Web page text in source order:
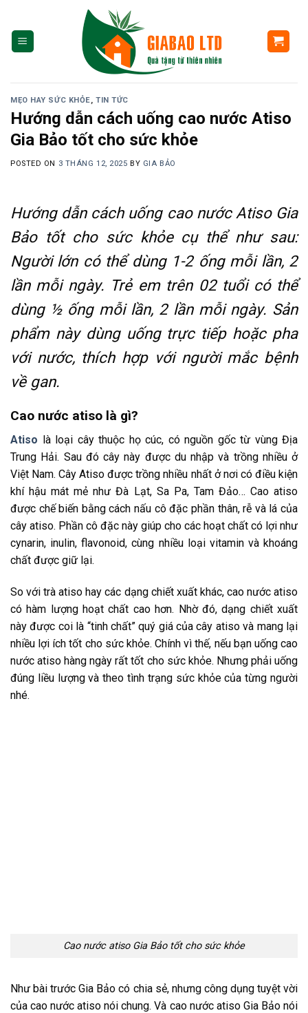
content
MẸO HAY SỨC KHỎE,TIN TỨC
Hướng dẫn cách uống cao nước Atiso
Gia Bảo tốt cho sức khỏe
POSTED ON 3 THÁNG 12, 2025 BY GIA BẢO
Hướng dẫn cách uống cao nước Atiso Gia
Bảo tốt cho sức khỏe cụ thể như sau:
Người lớn có thể dùng 1-2 ống mỗi lần, 2
lần mỗi ngày. Trẻ em trên 02 tuổi có thể
dùng ½ ống mỗi lần, 2 lần mỗi ngày. Sản
phẩm này dùng uống trực tiếp hoặc pha
với nước, thích hợp với người mắc bệnh
về gan.
Cao nước atiso là gì?
Atiso là loại cây thuộc họ cúc, có nguồn gốc từ vùng Địa
Trung Hải. Sau đó cây này được du nhập và trồng nhiều ở
Việt Nam. Cây Atiso được trồng nhiều nhất ở nơi có điều kiện
khí hậu mát mẻ như Đà Lạt, Sa Pa, Tam Đảo… Cao atiso
được chế biến bằng cách nấu cô đặc phần thân, rễ và lá của
cây atiso. Phần cô đặc này giúp cho các hoạt chất có lợi như
cynarin, inulin, flavonoid, cùng nhiều loại vitamin và khoáng
chất được giữ lại.
So với trà atiso hay các dạng chiết xuất khác, cao nước atiso
có hàm lượng hoạt chất cao hơn. Nhờ đó, dạng chiết xuất
này được coi là “tinh chất” quý giá của cây atiso và mang lại
nhiều lợi ích tốt cho sức khỏe. Chính vì thế, nếu bạn uống cao
nước atiso hàng ngày rất tốt cho sức khỏe. Nhưng phải uống
đúng liều lượng và theo tình trạng sức khỏe của từng người
nhé.
Cao nước atiso Gia Bảo tốt cho sức khỏe
Như bài trước Gia Bảo có chia sẻ, nhưng công dụng tuyệt vời
của cao nước atiso nói chung. Và cao nước atiso Gia Bảo nói